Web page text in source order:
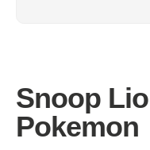
Snoop
Pokemon